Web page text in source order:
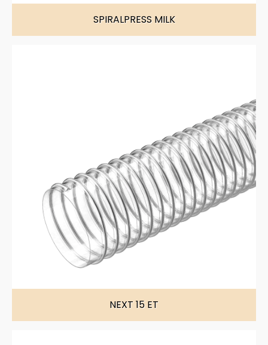
Bombeo e aspiración de aguas residuales
Madera
SPIRALPRESS MILK
NEXT 15 ET